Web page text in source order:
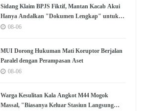
Sidang Klaim BPJS Fiktif, Mantan Kacab Akui
Hanya Andalkan "Dokumen Lengkap" untuk
Disetujui
08-06
MUI Dorong Hukuman Mati Koruptor Berjalan
Paralel dengan Perampasan Aset
08-06
Warga Kesulitan Kala Angkot M44 Mogok
Massal, "Biasanya Keluar Stasiun Langsung